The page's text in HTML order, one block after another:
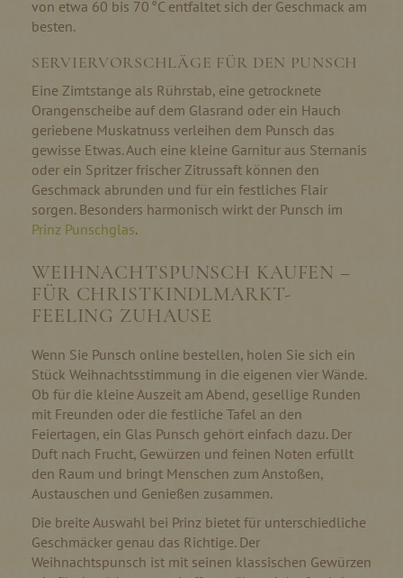
von etwa 60 bis 70 °C entfaltet sich der Geschmack am
besten.
SERVIERVORSCHLÄGE FÜR DEN PUNSCH
Eine Zimtstange als Rührstab, eine getrocknete
Orangenscheibe auf dem Glasrand oder ein Hauch
geriebene Muskatnuss verleihen dem Punsch das
gewisse Etwas. Auch eine kleine Garnitur aus Sternanis
oder ein Spritzer frischer Zitrussaft können den
Geschmack abrunden und für ein festliches Flair
sorgen. Besonders harmonisch wirkt der Punsch im
Prinz Punschglas.
WEIHNACHTSPUNSCH KAUFEN –
FÜR CHRISTKINDLMARKT-
FEELING ZUHAUSE
Wenn Sie Punsch online bestellen, holen Sie sich ein
Stück Weihnachtsstimmung in die eigenen vier Wände.
Ob für die kleine Auszeit am Abend, gesellige Runden
mit Freunden oder die festliche Tafel an den
Feiertagen, ein Glas Punsch gehört einfach dazu. Der
Duft nach Frucht, Gewürzen und feinen Noten erfüllt
den Raum und bringt Menschen zum Anstoßen,
Austauschen und Genießen zusammen.
Die breite Auswahl bei Prinz bietet für unterschiedliche
Geschmäcker genau das Richtige. Der
Weihnachtspunsch ist mit seinen klassischen Gewürzen